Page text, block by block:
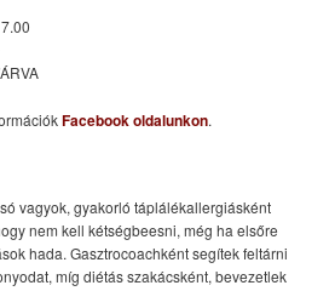
Facebook oldalunkon.
vagyok, gyakorló táplálékallergiásként
nem kell kétségbeesni, még ha elsőre
hada. Gasztrocoachként segítek feltárni
míg diétás szakácsként, bevezetlek